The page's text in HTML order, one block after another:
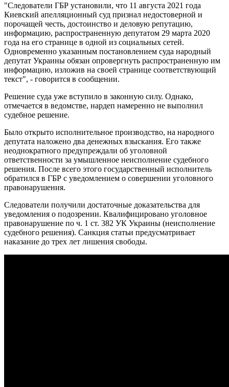
"Следователи ГБР установили, что 11 августа 2021 года
Киевский апелляционный суд признал недостоверной и
порочащей честь, достоинство и деловую репутацию,
информацию, распространенную депутатом 29 марта 2020
года на его странице в одной из социальных сетей.
Одновременно указанным постановлением суда народный
депутат Украины обязан опровергнуть распространенную им
информацию, изложив на своей странице соответствующий
текст", - говорится в сообщении.
Решение суда уже вступило в законную силу. Однако,
отмечается в ведомстве, нардеп намеренно не выполнил
судебное решение.
Было открыто исполнительное производство, на народного
депутата наложено два денежных взыскания. Его также
неоднократного предупреждали об уголовной
ответственности за умышленное неисполнение судебного
решения. После всего этого государственный исполнитель
обратился в ГБР с уведомлением о совершении уголовного
правонарушения.
Следователи получили достаточные доказательства для
уведомления о подозрении. Квалифицировано уголовное
правонарушение по ч. 1 ст. 382 УК Украины (неисполнение
судебного решения). Санкция статьи предусматривает
наказание до трех лет лишения свободы.